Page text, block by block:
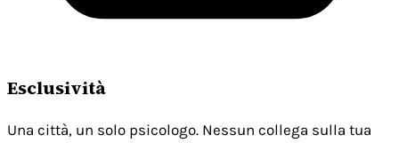
Esclusività
Una città, un solo psicologo. Nessun collega sulla tua